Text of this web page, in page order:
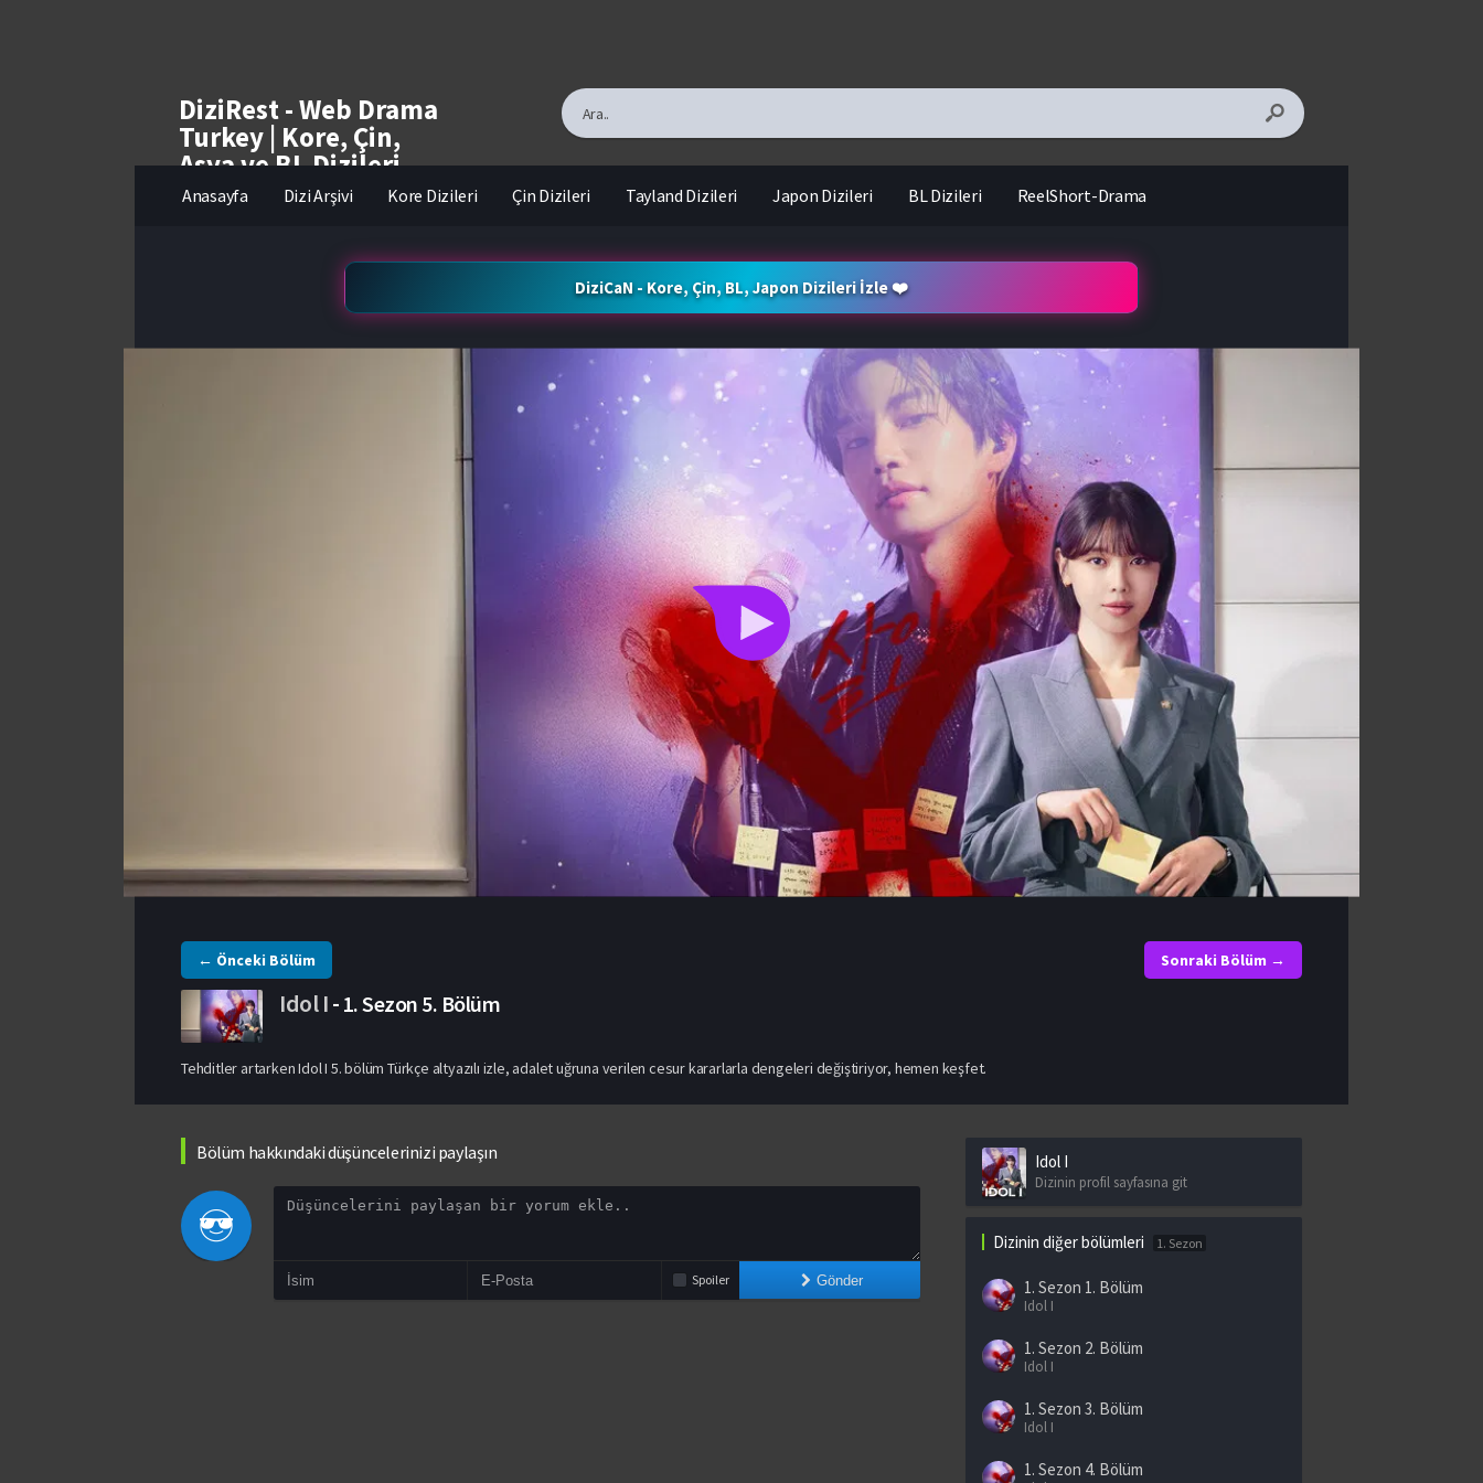
DiziRest - Web Drama
Turkey | Kore, Çin,
Asya ve BL Dizileri
izle
Anasayfa Dizi Arşivi Kore Dizileri Çin Dizileri Tayland Dizileri Japon Dizileri BL Dizileri ReelShort-Drama
DiziCaN - Kore, Çin, BL, Japon Dizileri İzle ❤️
← Önceki Bölüm Sonraki Bölüm →
Idol I- 1. Sezon 5. Bölüm
Tehditler artarken Idol I 5. bölüm Türkçe altyazılı izle, adalet uğruna verilen cesur kararlarla dengeleri değiştiriyor, hemen keşfet.
Bölüm hakkındaki düşüncelerinizi paylaşın
Spoiler Gönder
Idol I
Dizinin profil sayfasına git
Dizinin diğer bölümleri 1. Sezon
1. Sezon 1. Bölüm
Idol I
1. Sezon 2. Bölüm
Idol I
1. Sezon 3. Bölüm
Idol I
1. Sezon 4. Bölüm